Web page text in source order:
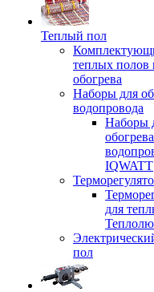
Теплый пол
теплых полов
обогрева
Наборы для
водопровода
Наборы
обогрева
IQWATT
для
пол